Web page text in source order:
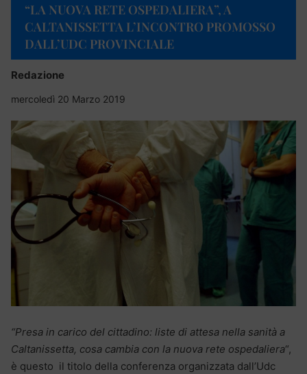
“LA NUOVA RETE OSPEDALIERA”, A
CALTANISSETTA L’INCONTRO PROMOSSO
DALL’UDC PROVINCIALE
Redazione
mercoledì 20 Marzo 2019
“Presa in carico del cittadino: liste di attesa nella sanità a
Caltanissetta, cosa cambia con la nuova rete ospedaliera“,
è questo il titolo della conferenza organizzata dall’Udc